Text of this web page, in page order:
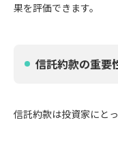
果を評価できます。
信託約款の重要
信託約款は投資家にと